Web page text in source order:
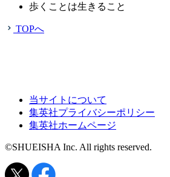
歩くことは生きること
TOPへ
当サイトについて
集英社プライバシーポリシー
集英社ホームページ
©SHUEISHA Inc. All rights reserved.